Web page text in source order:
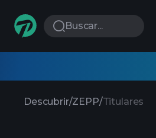
Buscar...
Descubrir/ZEPP/Titulares